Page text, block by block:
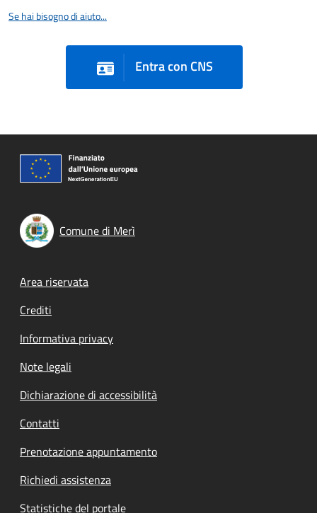
Se hai bisogno di aiuto...
Entra con CNS
Comune di Merì
Footer menu
Area riservata
Crediti
Informativa privacy
Note legali
Dichiarazione di accessibilità
Contatti
Prenotazione appuntamento
Richiedi assistenza
Statistiche del portale